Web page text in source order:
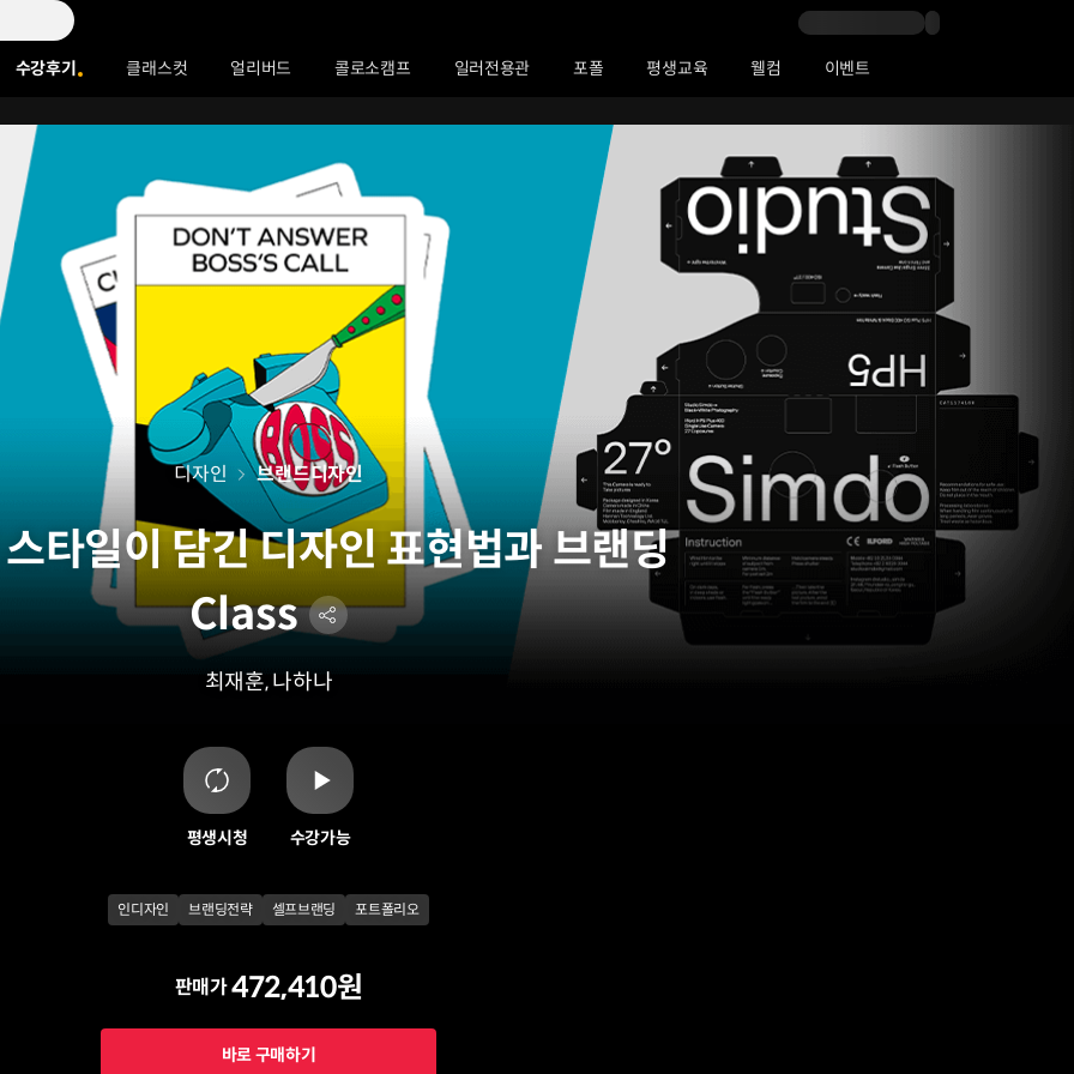
수강후기 클래스컷 얼리버드 콜로소캠프 일러전용관 포폴 평생교육 웰컴 이벤트
타일이 담긴 디자인 표현법과 브랜딩
Class
최재훈, 나하나
디자인 브랜드디자인
평생시청 수강가능
인디자인 브랜딩전략 셀프브랜딩 포트폴리오
판매가472,410원
바로 구매하기